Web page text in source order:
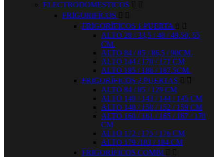
ELECTRODOMESTICOS  
FRIGORIFÍCOS  
FRIGORÍFICOS 1 PUERTA  
ALTO 28 / 33,5 / 40 / 49,50, 55
CM.
ALTO 84 / 85 / 86,5 / 90CM.
ALTO 144 / 170 / 171 CM
ALTO 185 / 186 / 187,5CM.
FRIGORÍFICOS 2 PUERTAS  
ALTO 84 / 85 / 129 CM
ALTO 140 / 143 / 144 / 145 CM
ALTO 148 / 150 / 152 / 159 CM
ALTO 160 / 161 / 165 / 167 / 170
CM
ALTO 172 / 175 / 176 CM
ALTO 179 /183 / 184 CM
FRIGORÍFICOS COMBI  